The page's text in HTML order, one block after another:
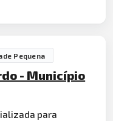
Pequena
- Município
para